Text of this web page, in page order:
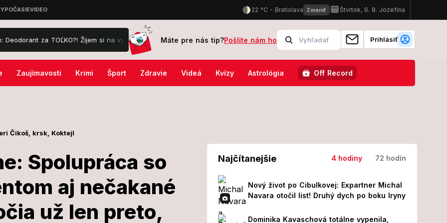
TOĽKO?! Žijem si na vysokej nohe Dočkáme sa KONEČNE dažďa a ochladenia? Štvrtková predpoveď odhaľuje, čo čaká Slovensko
Máte pre nás tip?Pošlite nám ho Prihlásiť
Zaujímavosti Krimi Šport Zdravie Videá Kvízy Astrológia Off Record
Čikoš, krsk, Koktejl
Spolupráca so
aj nečakané
už len preto,
Najčítanejšie 4 hodiny 72 hodín
Nový život po Cibulkovej: Expartner Michal
Navara otočil list! Druhý dych po boku Iryny
Dominika Kavaschová totálne vypenila,